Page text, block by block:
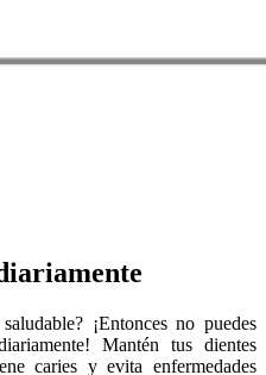
¡Entonces no puedes
Mantén tus dientes
caries y evita enfermedades